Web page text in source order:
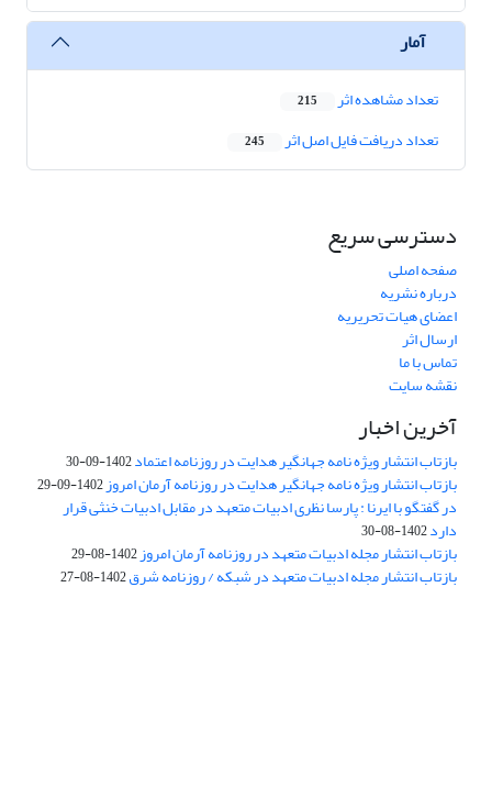
آمار
تعداد مشاهده اثر 215
تعداد دریافت فایل اصل اثر 245
دسترسی سریع
صفحه اصلی
درباره نشریه
اعضای هیات تحریریه
ارسال اثر
تماس با ما
نقشه سایت
آخرین اخبار
بازتاب انتشار ویژه نامه جهانگیر هدایت در روزنامه اعتماد1402-09-30
بازتاب انتشار ویژه نامه جهانگیر هدایت در روزنامه آرمان امروز1402-09-29
در گفتگو با ایرنا : پارسا نظری ادبیات متعهد در مقابل ادبیات خنثی قرار
دارد1402-08-30
بازتاب انتشار مجله ادبیات متعهد در روزنامه آرمان امروز1402-08-29
بازتاب انتشار مجله ادبیات متعهد در شبکه / روزنامه شرق1402-08-27